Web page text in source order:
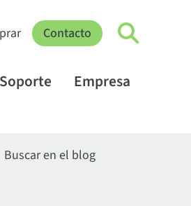
Contacto
Soporte Empresa
Buscar en el blog